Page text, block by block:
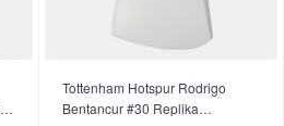
Tottenham Hotspur Rodrigo
Bentancur #30 Replika